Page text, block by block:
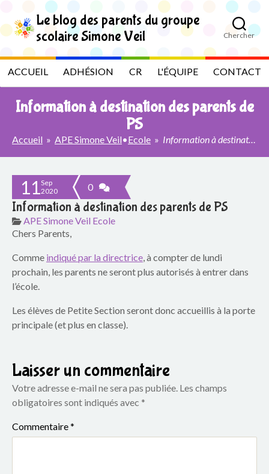
i
p
o
h
L
e
b
o
g
d
e
s
p
a
r
n
t
s
Le blog des parents du groupe
scolaire Simone Veil
Chercher
ACCUEIL ADHÉSION CR L'ÉQUIPE CONTACT
Information à destination des parents de
PS
Accueil » APE Simone Veil•Ecole » Information à destination des parents de PS
11 Sep
2020
0
Information à destination des parents de PS
APE Simone Veil Ecole
Chers Parents,
Comme indiqué par la directrice, à compter de lundi
prochain, les parents ne seront plus autorisés à entrer dans
l’école.
Les élèves de Petite Section seront donc accueillis à la porte
principale (et plus en classe).
Laisser un commentaire
Votre adresse e-mail ne sera pas publiée. Les champs
obligatoires sont indiqués avec *
Commentaire*